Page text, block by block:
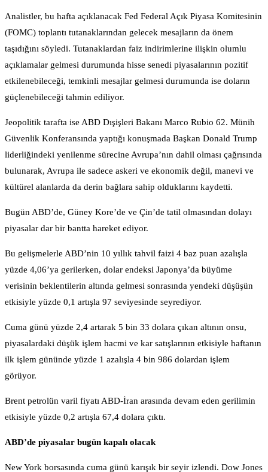
Analistler, bu hafta açıklanacak Fed Federal Açık Piyasa Komitesinin
(FOMC) toplantı tutanaklarından gelecek mesajların da önem
taşıdığını söyledi. Tutanaklardan faiz indirimlerine ilişkin olumlu
açıklamalar gelmesi durumunda hisse senedi piyasalarının pozitif
etkilenebileceği, temkinli mesajlar gelmesi durumunda ise doların
güçlenebileceği tahmin ediliyor.
Jeopolitik tarafta ise ABD Dışişleri Bakanı Marco Rubio 62. Münih
Güvenlik Konferansında yaptığı konuşmada Başkan Donald Trump
liderliğindeki yenilenme sürecine Avrupa’nın dahil olması çağrısında
bulunarak, Avrupa ile sadece askeri ve ekonomik değil, manevi ve
kültürel alanlarda da derin bağlara sahip olduklarını kaydetti.
Bugün ABD’de, Güney Kore’de ve Çin’de tatil olmasından dolayı
piyasalar dar bir bantta hareket ediyor.
Bu gelişmelerle ABD’nin 10 yıllık tahvil faizi 4 baz puan azalışla
yüzde 4,06’ya gerilerken, dolar endeksi Japonya’da büyüme
verisinin beklentilerin altında gelmesi sonrasında yendeki düşüşün
etkisiyle yüzde 0,1 artışla 97 seviyesinde seyrediyor.
Cuma günü yüzde 2,4 artarak 5 bin 33 dolara çıkan altının onsu,
piyasalardaki düşük işlem hacmi ve kar satışlarının etkisiyle haftanın
ilk işlem gününde yüzde 1 azalışla 4 bin 986 dolardan işlem
görüyor.
Brent petrolün varil fiyatı ABD-İran arasında devam eden gerilimin
etkisiyle yüzde 0,2 artışla 67,4 dolara çıktı.
ABD’de piyasalar bugün kapalı olacak
New York borsasında cuma günü karışık bir seyir izlendi. Dow Jones